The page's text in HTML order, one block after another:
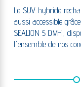
Le SUV hybride
aussi accessible
SEALION 5 DM-i,
l'ensemble de nos